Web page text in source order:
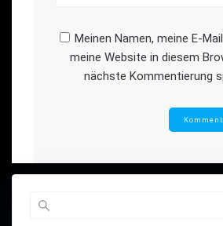
Meinen Namen, meine E-
meine Website in diesem
nächste Kommentierung